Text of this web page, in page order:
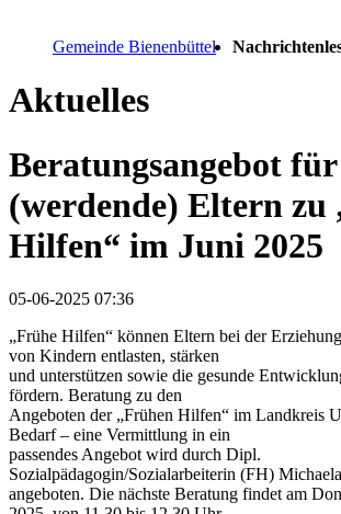
Gemeinde Bienenbüttel
Aktuelles
Beratungsangebot für
(werdende) Eltern zu
Hilfen“ im Juni 2025
05-06-2025 07:36
„Frühe Hilfen“ können Eltern bei der
von Kindern entlasten, stärken
und unterstützen sowie die gesunde
fördern. Beratung zu den
Angeboten der „Frühen Hilfen“ im Landkreis
Bedarf – eine Vermittlung in ein
passendes Angebot wird durch Dipl.
Sozialpädagogin/Sozialarbeiterin (FH)
angeboten. Die nächste Beratung findet am